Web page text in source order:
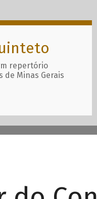
repertório
de Minas Gerais